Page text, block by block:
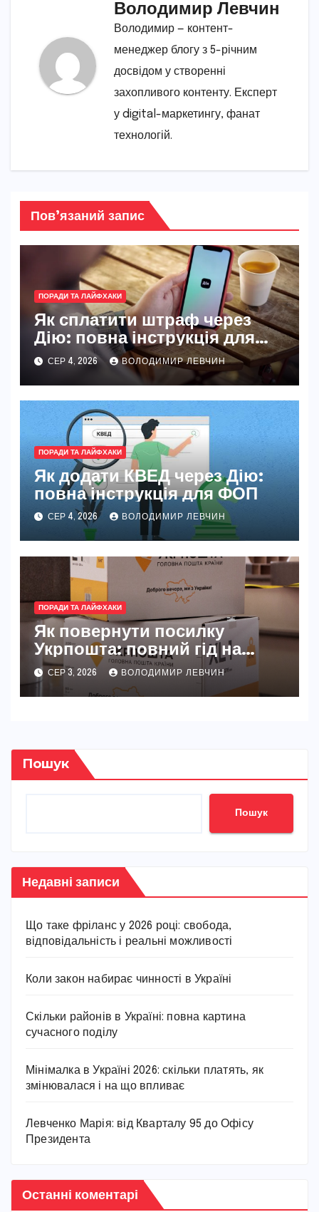
Володимир Левчин
Володимир — контент-
менеджер блогу з 5-річним
досвідом у створенні
захопливого контенту. Експерт
у digital-маркетингу, фанат
технологій.
Пов’язаний запис
ПОРАДИ ТА ЛАЙФХАКИ
Як сплатити штраф через
Дію: повна інструкція для
новачків і досвідчених
СЕР 4, 2026 ВОЛОДИМИР ЛЕВЧИН
ПОРАДИ ТА ЛАЙФХАКИ
Як додати КВЕД через Дію:
повна інструкція для ФОП
СЕР 4, 2026 ВОЛОДИМИР ЛЕВЧИН
ПОРАДИ ТА ЛАЙФХАКИ
Як повернути посилку
Укрпошта: повний гід на
2026 рік
СЕР 3, 2026 ВОЛОДИМИР ЛЕВЧИН
Пошук
Пошук
Недавні записи
Що таке фріланс у 2026 році: свобода,
відповідальність і реальні можливості
Коли закон набирає чинності в Україні
Скільки районів в Україні: повна картина
сучасного поділу
Мінімалка в Україні 2026: скільки платять, як
змінювалася і на що впливає
Левченко Марія: від Кварталу 95 до Офісу
Президента
Останні коментарі